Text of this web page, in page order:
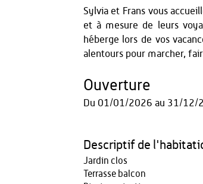
Sylvia et Frans vous
et à mesure de leurs
héberge lors de vos
alentours pour marcher,
Ouverture
Du 01/01/2026 au 31/12/
Descriptif de
Jardin clos
Terrasse balcon